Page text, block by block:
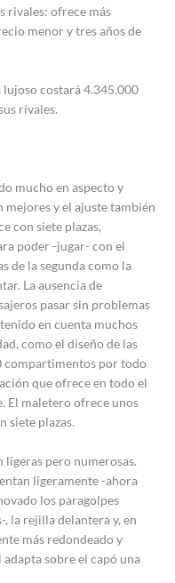
rivales: ofrece más
menor y tres años de
lujoso costará 4.345.000
rivales.
mucho en aspecto y
mejores y el ajuste también
con siete plazas,
poder -jugar- con el
de la segunda como la
La ausencia de
pasar sin problemas
en cuenta muchos
como el diseño de las
compartimentos por todo
que ofrece en todo el
El maletero ofrece unos
siete plazas.
pero numerosas.
ligeramente -ahora
los paragolpes
la rejilla delantera y, en
más redondeado y
sobre el capó una